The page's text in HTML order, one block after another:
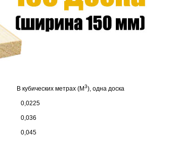
метрах (M3), одна доска